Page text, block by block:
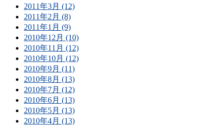
2011年3月 (12)
2011年2月 (8)
2011年1月 (9)
2010年12月 (10)
2010年11月 (12)
2010年10月 (12)
2010年9月 (11)
2010年8月 (13)
2010年7月 (12)
2010年6月 (13)
2010年5月 (13)
2010年4月 (13)